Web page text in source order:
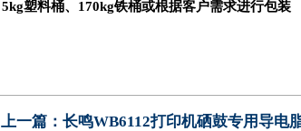
5kg塑料桶、 170kg铁桶或根据客户需求进行包装
上一篇： 长鸣WB6112打印机硒鼓专用导电